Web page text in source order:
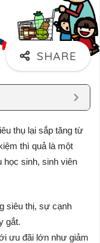
thụ lại sắp tăng từ
thì quả là một
học sinh, sinh viên
siêu thị, sự cạnh
gắt.
ưu đãi lớn như giảm